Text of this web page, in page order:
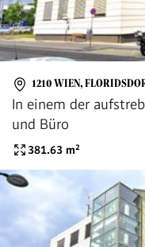
1210 WIEN,
In einem der
und Büro
381.63 m²